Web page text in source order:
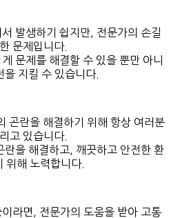
발생하기 쉽지만, 전문가의 손길
문제입니다.
문제를 해결할 수 있을 뿐만 아니
을 지킬 수 있습니다.
곤란을 해결하기 위해 항상 여러분
고 있습니다.
란을 해결하고, 깨끗하고 안전한 환
위해 노력합니다.
라면, 전문가의 도움을 받아 고통